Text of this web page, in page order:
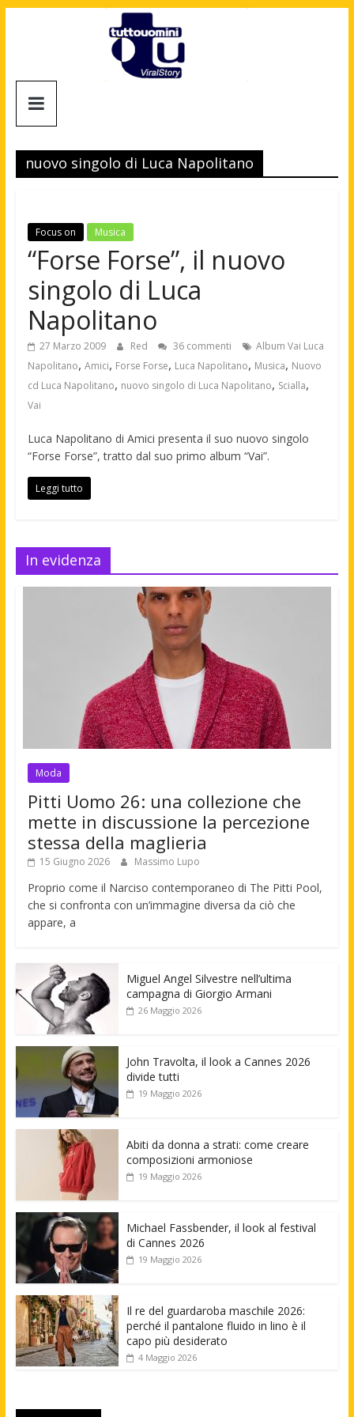
Tuttouomini
Tv,
Cinema,
news
moda
maschile
nuovo singolo di Luca Napolitano
Focus on Musica
“Forse Forse”, il nuovo
singolo di Luca
Napolitano
27 Marzo 2009 Red 36 commenti
Album Vai Luca
Napolitano, Amici, Forse Forse, Luca Napolitano, Musica, Nuovo
cd Luca Napolitano, nuovo singolo di Luca Napolitano, Scialla,
Vai
Luca Napolitano di Amici presenta il suo nuovo singolo
“Forse Forse”, tratto dal suo primo album “Vai”.
Leggi tutto
In evidenza
Moda
Pitti Uomo 26: una collezione che
mette in discussione la percezione
stessa della maglieria
15 Giugno 2026 Massimo Lupo
Proprio come il Narciso contemporaneo di The Pitti Pool,
che si confronta con un’immagine diversa da ciò che
appare, a
Miguel Angel Silvestre nell’ultima
campagna di Giorgio Armani
26 Maggio 2026
John Travolta, il look a Cannes 2026
divide tutti
19 Maggio 2026
Abiti da donna a strati: come creare
composizioni armoniose
19 Maggio 2026
Michael Fassbender, il look al festival
di Cannes 2026
19 Maggio 2026
Il re del guardaroba maschile 2026:
perché il pantalone fluido in lino è il
capo più desiderato
4 Maggio 2026